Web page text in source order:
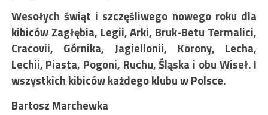
Wesołych świąt i szczęśliwego nowego roku dla
kibiców Zagłębia, Legii, Arki, Bruk-Betu Termalici,
Cracovii, Górnika, Jagiellonii, Korony, Lecha,
Lechii, Piasta, Pogoni, Ruchu, Śląska i obu Wiseł. I
wszystkich kibiców każdego klubu w Polsce.
Bartosz Marchewka